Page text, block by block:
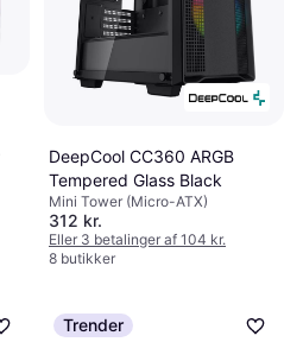
DeepCool CC360 ARGB
Tempered Glass Black
Mini Tower (Micro-ATX)
312 kr.
Eller 3 betalinger af 104 kr.
8 butikker
Trender